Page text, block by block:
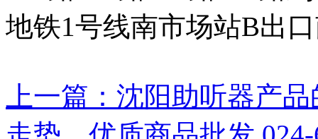
地铁1号线南市场站B出
上一篇：沈阳助听器产